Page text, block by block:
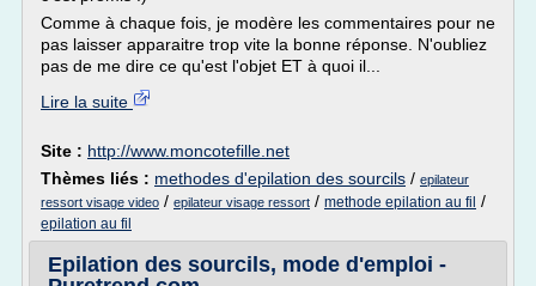
Comme à chaque fois, je modère les commentaires pour ne
pas laisser apparaitre trop vite la bonne réponse. N'oubliez
pas de me dire ce qu'est l'objet ET à quoi il...
Lire la suite
Site : http://www.moncotefille.net
Thèmes liés : methodes d'epilation des sourcils / epilateur
ressort visage video / epilateur visage ressort / methode epilation au fil /
epilation au fil
Epilation des sourcils, mode d'emploi -